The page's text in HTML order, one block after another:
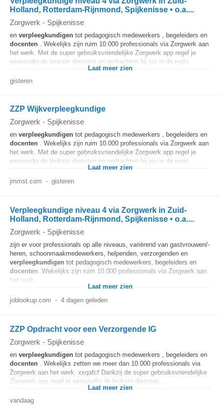
Holland, Rotterdam-Rijnmond, Spijkenisse • o.a....
Zorgwerk - Spijkenisse
en verpleegkundigen tot pedagogisch medewerkers , begeleiders en
docenten . Wekelijks zijn ruim 10.000 professionals via Zorgwerk aan
het werk. Met de super gebruiksvriendelijke Zorgwerk app regel je
eenvoudig de leukste diensten en opdrachten bij jou in de regio...
Laat meer zien
gisteren
ZZP Wijkverpleegkundige
Zorgwerk - Spijkenisse
en verpleegkundigen tot pedagogisch medewerkers , begeleiders en
docenten . Wekelijks zijn ruim 10.000 professionals via Zorgwerk aan
het werk. Met de super gebruiksvriendelijke Zorgwerk app regel je
eenvoudig de leukste diensten en opdrachten bij jou in de regio...
Laat meer zien
jmmst.com - gisteren
Verpleegkundige niveau 4 via Zorgwerk in Zuid-
Holland, Rotterdam-Rijnmond, Spijkenisse • o.a....
Zorgwerk - Spijkenisse
zijn er voor professionals op alle niveaus, variërend van gastvrouwen/-
heren, schoonmaakmedewerkers, helpenden, verzorgenden en
verpleegkundigen tot pedagogisch medewerkers, begeleiders en
docenten. Wekelijks zijn ruim 10.000 professionals via Zorgwerk aan
het werk...
Laat meer zien
joblookup.com - 4 dagen geleden
ZZP Opdracht voor een Verzorgende IG
Zorgwerk - Spijkenisse
en verpleegkundigen tot pedagogisch medewerkers , begeleiders en
docenten . Wekelijks zetten we meer dan 10.000 professionals via
Zorgwerk aan het werk. xxqafcf Dankzij de super gebruiksvriendelijke
Zorgwerk app regel je eenvoudig de leukste diensten...
Laat meer zien
vandaag